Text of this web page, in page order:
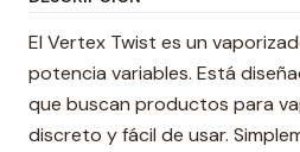
El Vertex Twist es un
potencia variables. Está
que buscan productos para
discreto y fácil de usar.